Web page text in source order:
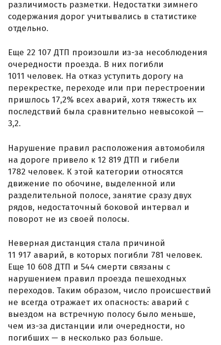
различимость разметки. Недостатки зимнего
содержания дорог учитывались в статистике
отдельно.
Еще 22 107 ДТП произошли из-за несоблюдения
очередности проезда. В них погибли
1011 человек. На отказ уступить дорогу на
перекрестке, переходе или при перестроении
пришлось 17,2% всех аварий, хотя тяжесть их
последствий была сравнительно невысокой —
3,2.
Нарушение правил расположения автомобиля
на дороге привело к 12 819 ДТП и гибели
1782 человек. К этой категории относятся
движение по обочине, выделенной или
разделительной полосе, занятие сразу двух
рядов, недостаточный боковой интервал и
поворот не из своей полосы.
Неверная дистанция стала причиной
11 917 аварий, в которых погибли 781 человек.
Еще 10 608 ДТП и 544 смерти связаны с
нарушением правил проезда пешеходных
переходов. Таким образом, число происшествий
не всегда отражает их опасность: аварий с
выездом на встречную полосу было меньше,
чем из-за дистанции или очередности, но
погибших — в несколько раз больше.